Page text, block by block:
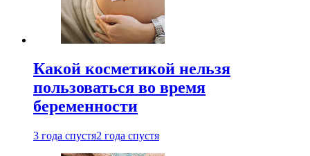
Какой косметикой нельзя
пользоваться во время
беременности
3 года спустя2 года спустя